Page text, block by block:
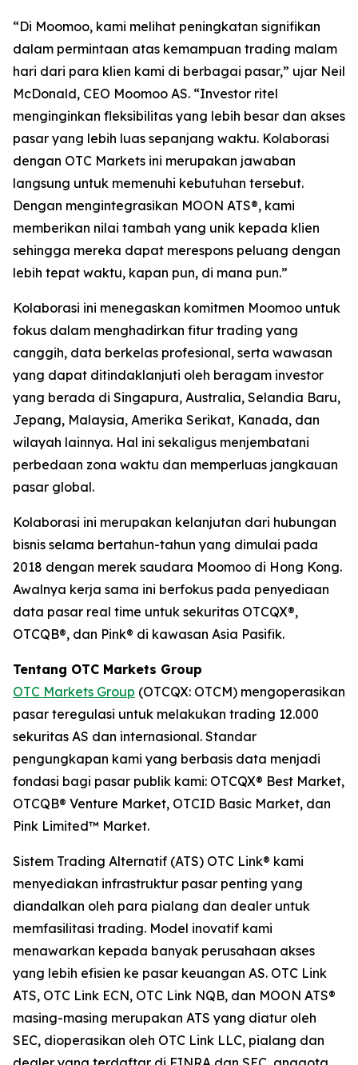
“Di Moomoo, kami melihat peningkatan signifikan
dalam permintaan atas kemampuan trading malam
hari dari para klien kami di berbagai pasar,” ujar Neil
McDonald, CEO Moomoo AS. “Investor ritel
menginginkan fleksibilitas yang lebih besar dan akses
pasar yang lebih luas sepanjang waktu. Kolaborasi
dengan OTC Markets ini merupakan jawaban
langsung untuk memenuhi kebutuhan tersebut.
Dengan mengintegrasikan MOON ATS®, kami
memberikan nilai tambah yang unik kepada klien
sehingga mereka dapat merespons peluang dengan
lebih tepat waktu, kapan pun, di mana pun.”
Kolaborasi ini menegaskan komitmen Moomoo untuk
fokus dalam menghadirkan fitur trading yang
canggih, data berkelas profesional, serta wawasan
yang dapat ditindaklanjuti oleh beragam investor
yang berada di Singapura, Australia, Selandia Baru,
Jepang, Malaysia, Amerika Serikat, Kanada, dan
wilayah lainnya. Hal ini sekaligus menjembatani
perbedaan zona waktu dan memperluas jangkauan
pasar global.
Kolaborasi ini merupakan kelanjutan dari hubungan
bisnis selama bertahun-tahun yang dimulai pada
2018 dengan merek saudara Moomoo di Hong Kong.
Awalnya kerja sama ini berfokus pada penyediaan
data pasar real time untuk sekuritas OTCQX®,
OTCQB®, dan Pink® di kawasan Asia Pasifik.
Tentang OTC Markets Group
OTC Markets Group (OTCQX: OTCM) mengoperasikan
pasar teregulasi untuk melakukan trading 12.000
sekuritas AS dan internasional. Standar
pengungkapan kami yang berbasis data menjadi
fondasi bagi pasar publik kami: OTCQX® Best Market,
OTCQB® Venture Market, OTCID Basic Market, dan
Pink Limited™ Market.
Sistem Trading Alternatif (ATS) OTC Link® kami
menyediakan infrastruktur pasar penting yang
diandalkan oleh para pialang dan dealer untuk
memfasilitasi trading. Model inovatif kami
menawarkan kepada banyak perusahaan akses
yang lebih efisien ke pasar keuangan AS. OTC Link
ATS, OTC Link ECN, OTC Link NQB, dan MOON ATS®
masing-masing merupakan ATS yang diatur oleh
SEC, dioperasikan oleh OTC Link LLC, pialang dan